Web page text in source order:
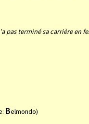
terminé sa carrière en
Belmondo)